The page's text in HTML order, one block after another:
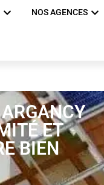
NOS AGENCES
ET
BIEN